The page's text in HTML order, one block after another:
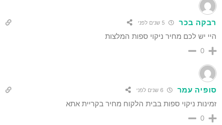
רבקה בכר
היי יש לכם מחיר ניקוי ספות המלצות
0
סופיה עמר
זמינות ניקוי ספות בבית הלקוח מחיר בקריית אתא
0